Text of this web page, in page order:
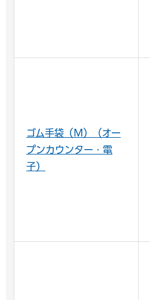
ゴム手袋（M）（オー
プンカウンター・電
子）